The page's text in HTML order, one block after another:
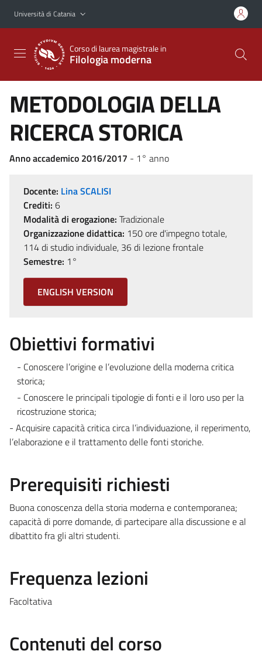
Vai al contenuto principale
Vai al menu di navigazione
Università di Catania
Corso di laurea magistrale in
Filologia moderna
METODOLOGIA DELLA
RICERCA STORICA
Anno accademico 2016/2017 - 1° anno
Docente: Lina SCALISI
Crediti: 6
Modalità di erogazione: Tradizionale
Organizzazione didattica: 150 ore d'impegno totale,
114 di studio individuale, 36 di lezione frontale
Semestre: 1°
ENGLISH VERSION
Obiettivi formativi
- Conoscere l’origine e l’evoluzione della moderna critica
storica;
- Conoscere le principali tipologie di fonti e il loro uso per la
ricostruzione storica;
- Acquisire capacità critica circa l’individuazione, il reperimento,
l’elaborazione e il trattamento delle fonti storiche.
Prerequisiti richiesti
Buona conoscenza della storia moderna e contemporanea;
capacità di porre domande, di partecipare alla discussione e al
dibattito fra gli altri studenti.
Frequenza lezioni
Facoltativa
Contenuti del corso